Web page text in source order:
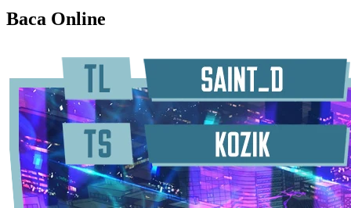
Baca Online